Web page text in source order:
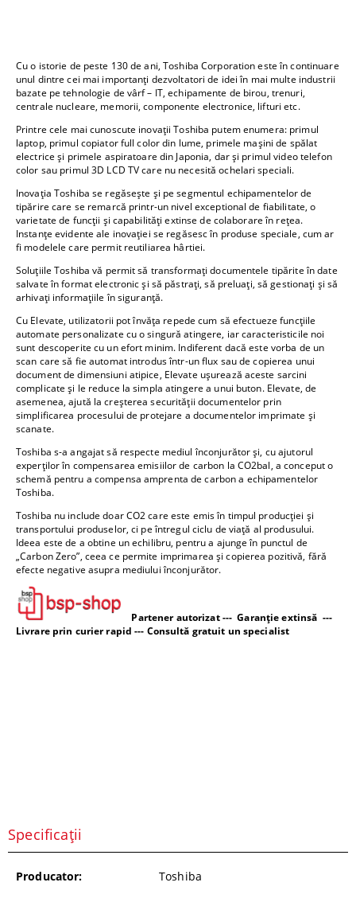
Cu o istorie de peste 130 de ani, Toshiba Corporation este în continuare
unul dintre cei mai importanți dezvoltatori de idei în mai multe industrii
bazate pe tehnologie de vârf – IT, echipamente de birou, trenuri,
centrale nucleare, memorii, componente electronice, lifturi etc.
Printre cele mai cunoscute inovații Toshiba putem enumera: primul
laptop, primul copiator full color din lume, primele mașini de spălat
electrice și primele aspiratoare din Japonia, dar și primul video telefon
color sau primul 3D LCD TV care nu necesită ochelari speciali.
Inovația Toshiba se regăsește și pe segmentul echipamentelor de
tipărire care se remarcă printr-un nivel exceptional de fiabilitate, o
varietate de funcții și capabilități extinse de colaborare în rețea.
Instanțe evidente ale inovației se regăsesc în produse speciale, cum ar
fi modelele care permit reutiliarea hârtiei.
Soluțiile Toshiba vă permit să transformați documentele tipărite în date
salvate în format electronic și să păstrați, să preluați, să gestionați și să
arhivați informațiile în siguranță.
Cu Elevate, utilizatorii pot învăța repede cum să efectueze funcțiile
automate personalizate cu o singură atingere, iar caracteristicile noi
sunt descoperite cu un efort minim. Indiferent dacă este vorba de un
scan care să fie automat introdus într-un flux sau de copierea unui
document de dimensiuni atipice, Elevate ușurează aceste sarcini
complicate și le reduce la simpla atingere a unui buton. Elevate, de
asemenea, ajută la creșterea securității documentelor prin
simplificarea procesului de protejare a documentelor imprimate și
scanate.
Toshiba s-a angajat să respecte mediul înconjurător și, cu ajutorul
experților în compensarea emisiilor de carbon la CO2bal, a conceput o
schemă pentru a compensa amprenta de carbon a echipamentelor
Toshiba.
Toshiba nu include doar CO2 care este emis în timpul producției și
transportului produselor, ci pe întregul ciclu de viață al produsului.
Ideea este de a obtine un echilibru, pentru a ajunge în punctul de
„Carbon Zero”, ceea ce permite imprimarea și copierea pozitivă, fără
efecte negative asupra mediului înconjurător.
Partener autorizat --- Garanție extinsă ---
Livrare prin curier rapid --- Consultă gratuit un specialist
Specificații
Producator: Toshiba